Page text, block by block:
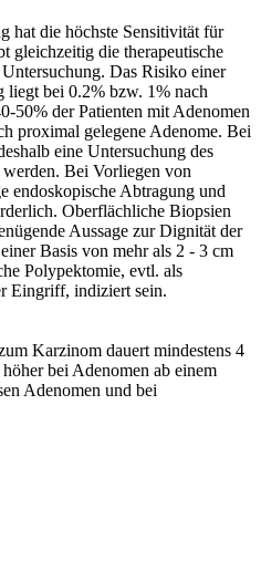
hat die höchste Sensitivität für
gleichzeitig die therapeutische
Das Risiko einer
liegt bei 0.2% bzw. 1% nach
50% der Patienten mit Adenomen
proximal gelegene Adenome. Bei
eine Untersuchung des
werden. Bei Vorliegen von
endoskopische Abtragung und
Oberflächliche Biopsien
Aussage zur Dignität der
Basis von mehr als 2 - 3 cm
Polypektomie, evtl. als
Eingriff, indiziert sein.
Karzinom dauert mindestens 4
bei Adenomen ab einem
Adenomen und bei